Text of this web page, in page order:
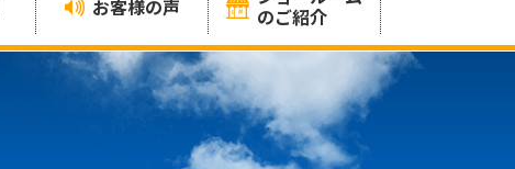
お客様の声 のご紹介